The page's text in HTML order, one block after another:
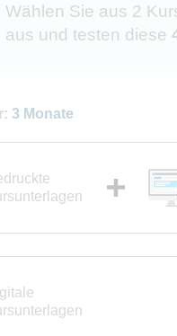
Wählen Sie aus 2
aus und testen diese
3 Monate